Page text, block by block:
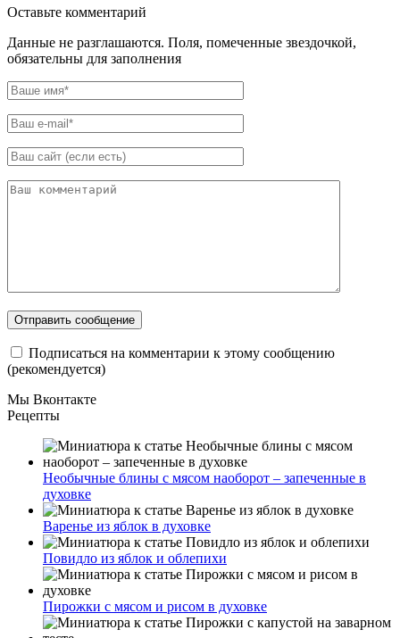
Оставьте комментарий
Данные не разглашаются. Поля, помеченные звездочкой,
обязательны для заполнения
Подписаться на комментарии к этому сообщению
(рекомендуется)
Мы Вконтакте
Рецепты
Необычные блины с мясом наоборот – запеченные в
духовке
Варенье из яблок в духовке
Повидло из яблок и облепихи
Пирожки с мясом и рисом в духовке